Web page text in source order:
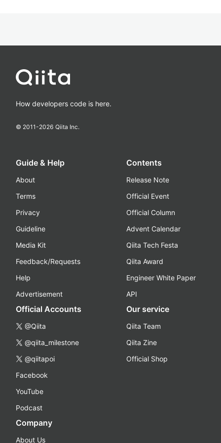
How developers code is here.
© 2011-2026 Qiita Inc.
Guide & Help
About
Terms
Privacy
Guideline
Media Kit
Feedback/Requests
Help
Advertisement
Contents
Release Note
Official Event
Official Column
Advent Calendar
Qiita Tech Festa
Qiita Award
Engineer White Paper
API
Official Accounts
@Qiita
@qiita_milestone
@qiitapoi
Facebook
YouTube
Podcast
Our service
Qiita Team
Qiita Zine
Official Shop
Company
About Us